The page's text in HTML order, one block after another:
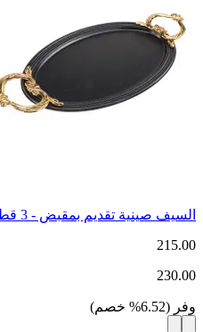
السيف صينية تقديم بمقبض - 3 قطع
215.00
230.00
وفر (
6.52
% خصم)